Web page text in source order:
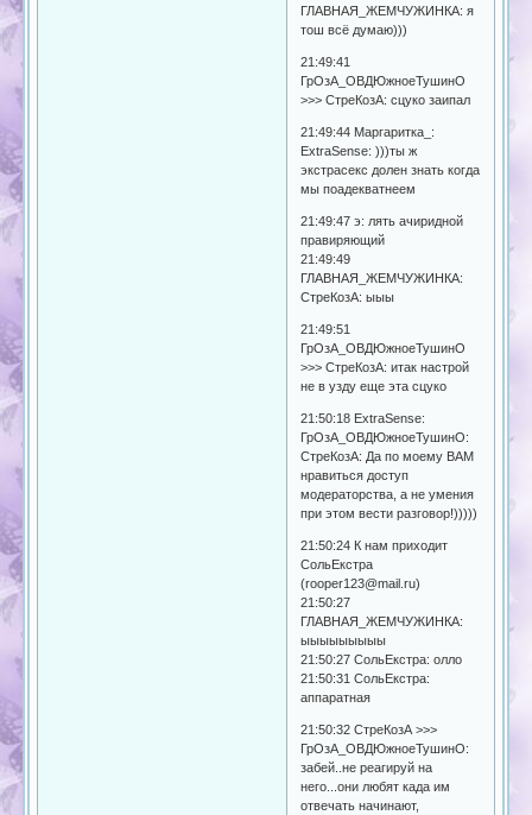
ГЛАВНАЯ_ЖЕМЧУЖИНКА: я
тош всё думаю)))
21:49:41
ГрОзА_ОВДЮжноеТушинО
>>> СтреКозА: сцуко заипал
21:49:44 Маргаритка_:
ExtraSense: )))ты ж
экстрасекс долен знать когда
мы поадекватнеем
21:49:47 э: лять ачиридной
правиряющий
21:49:49
ГЛАВНАЯ_ЖЕМЧУЖИНКА:
СтреКозА: ыыы
21:49:51
ГрОзА_ОВДЮжноеТушинО
>>> СтреКозА: итак настрой
не в узду еще эта сцуко
21:50:18 ExtraSense:
ГрОзА_ОВДЮжноеТушинО:
СтреКозА: Да по моему ВАМ
нравиться доступ
модераторства, а не умения
при этом вести разговор!)))))
21:50:24 К нам приходит
СольЕкстра
(rooper123@mail.ru)
21:50:27
ГЛАВНАЯ_ЖЕМЧУЖИНКА:
ыыыыыыыыы
21:50:27 СольЕкстра: олло
21:50:31 СольЕкстра:
аппаратная
21:50:32 СтреКозА >>>
ГрОзА_ОВДЮжноеТушинО:
забей..не реагируй на
него...они любят када им
отвечать начинают,